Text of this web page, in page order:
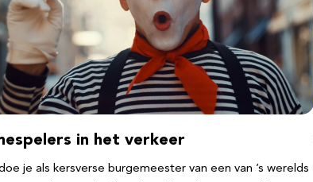
in het verkeer
je als kersverse burgemeester van een van ’s werelds